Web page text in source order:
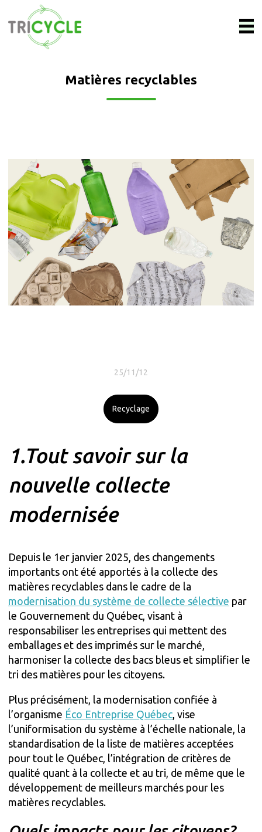
Matières recyclables
25/11/12
Recyclage
1.Tout savoir sur la
nouvelle collecte
modernisée
Depuis le 1er janvier 2025, des changements
importants ont été apportés à la collecte des
matières recyclables dans le cadre de la
modernisation du système de collecte sélective par
le Gouvernement du Québec, visant à
responsabiliser les entreprises qui mettent des
emballages et des imprimés sur le marché,
harmoniser la collecte des bacs bleus et simplifier le
tri des matières pour les citoyens.
Plus précisément, la modernisation confiée à
l’organisme Éco Entreprise Québec, vise
l’uniformisation du système à l’échelle nationale, la
standardisation de la liste de matières acceptées
pour tout le Québec, l’intégration de critères de
qualité quant à la collecte et au tri, de même que le
développement de meilleurs marchés pour les
matières recyclables.